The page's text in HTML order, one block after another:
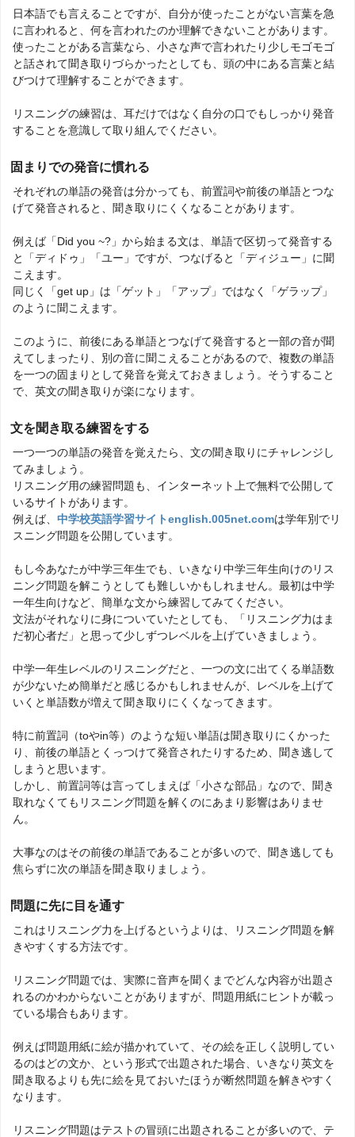
日本語でも言えることですが、自分が使ったことがない言葉を急
に言われると、何を言われたのか理解できないことがあります。
使ったことがある言葉なら、小さな声で言われたり少しモゴモゴ
と話されて聞き取りづらかったとしても、頭の中にある言葉と結
びつけて理解することができます。
リスニングの練習は、耳だけではなく自分の口でもしっかり発音
することを意識して取り組んでください。
固まりでの発音に慣れる
それぞれの単語の発音は分かっても、前置詞や前後の単語とつな
げて発音されると、聞き取りにくくなることがあります。
例えば「Did you ~?」から始まる文は、単語で区切って発音する
と「ディドゥ」「ユー」ですが、つなげると「ディジュー」に聞
こえます。
同じく「get up」は「ゲット」「アップ」ではなく「ゲラップ」
のように聞こえます。
このように、前後にある単語とつなげて発音すると一部の音が聞
えてしまったり、別の音に聞こえることがあるので、複数の単語
を一つの固まりとして発音を覚えておきましょう。そうすること
で、英文の聞き取りが楽になります。
文を聞き取る練習をする
一つ一つの単語の発音を覚えたら、文の聞き取りにチャレンジし
てみましょう。
リスニング用の練習問題も、インターネット上で無料で公開して
いるサイトがあります。
例えば、 中学校英語学習サイトenglish.005net.comは学年別でリ
スニング問題を公開しています。
もし今あなたが中学三年生でも、いきなり中学三年生向けのリス
ニング問題を解こうとしても難しいかもしれません。最初は中学
一年生向けなど、簡単な文から練習してみてください。
文法がそれなりに身についていたとしても、「リスニング力はま
だ初心者だ」と思って少しずつレベルを上げていきましょう。
中学一年生レベルのリスニングだと、一つの文に出てくる単語数
が少ないため簡単だと感じるかもしれませんが、レベルを上げて
いくと単語数が増えて聞き取りにくくなってきます。
特に前置詞（toやin等）のような短い単語は聞き取りにくかった
り、前後の単語とくっつけて発音されたりするため、聞き逃して
しまうと思います。
しかし、前置詞等は言ってしまえば「小さな部品」なので、聞き
取れなくてもリスニング問題を解くのにあまり影響はありませ
ん。
大事なのはその前後の単語であることが多いので、聞き逃しても
焦らずに次の単語を聞き取りましょう。
問題に先に目を通す
これはリスニング力を上げるというよりは、リスニング問題を解
きやすくする方法です。
リスニング問題では、実際に音声を聞くまでどんな内容が出題さ
れるのかわからないことがありますが、問題用紙にヒントが載っ
ている場合もあります。
例えば問題用紙に絵が描かれていて、その絵を正しく説明してい
るのはどの文か、という形式で出題された場合、いきなり英文を
聞き取るよりも先に絵を見ておいたほうが断然問題を解きやすく
なります。
リスニング問題はテストの冒頭に出題されることが多いので、テ